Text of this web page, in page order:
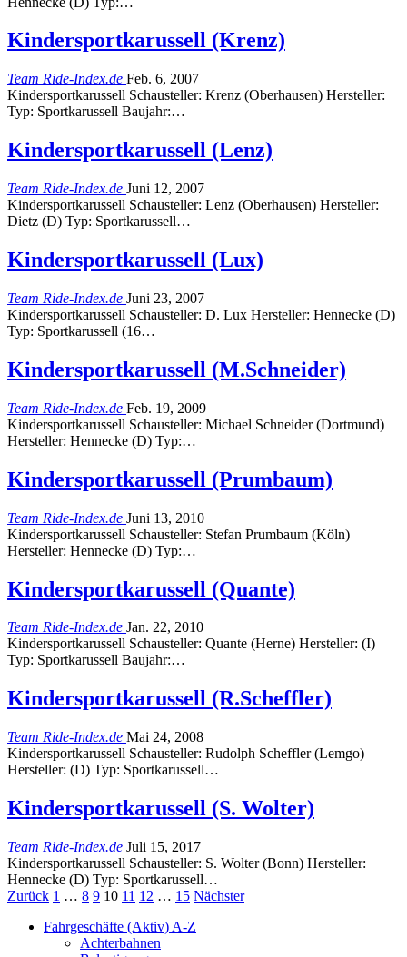
Kindersportkarussell (Krenz)
Team Ride-Index.de Feb. 6, 2007
Kindersportkarussell Schausteller: Krenz (Oberhausen) Hersteller:
Typ: Sportkarussell Baujahr:…
Kindersportkarussell (Lenz)
Team Ride-Index.de Juni 12, 2007
Kindersportkarussell Schausteller: Lenz (Oberhausen) Hersteller:
Dietz (D) Typ: Sportkarussell…
Kindersportkarussell (Lux)
Team Ride-Index.de Juni 23, 2007
Kindersportkarussell Schausteller: D. Lux Hersteller: Hennecke (D)
Typ: Sportkarussell (16…
Kindersportkarussell (M.Schneider)
Team Ride-Index.de Feb. 19, 2009
Kindersportkarussell Schausteller: Michael Schneider (Dortmund)
Hersteller: Hennecke (D) Typ:…
Kindersportkarussell (Prumbaum)
Team Ride-Index.de Juni 13, 2010
Kindersportkarussell Schausteller: Stefan Prumbaum (Köln)
Hersteller: Hennecke (D) Typ:…
Kindersportkarussell (Quante)
Team Ride-Index.de Jan. 22, 2010
Kindersportkarussell Schausteller: Quante (Herne) Hersteller: (I)
Typ: Sportkarussell Baujahr:…
Kindersportkarussell (R.Scheffler)
Team Ride-Index.de Mai 24, 2008
Kindersportkarussell Schausteller: Rudolph Scheffler (Lemgo)
Hersteller: (D) Typ: Sportkarussell…
Kindersportkarussell (S. Wolter)
Team Ride-Index.de Juli 15, 2017
Kindersportkarussell Schausteller: S. Wolter (Bonn) Hersteller:
Hennecke (D) Typ: Sportkarussell…
Zurück 1 … 8 9 10 11 12 … 15 Nächster
Fahrgeschäfte (Aktiv) A-Z
Achterbahnen